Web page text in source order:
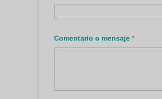
Comentario o mensaje *